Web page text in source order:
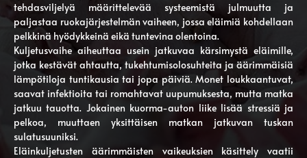
tehdasviljelyä määrittelevää systeemistä julmuutta ja
paljastaa ruokajärjestelmän vaiheen, jossa eläimiä kohdellaan
pelkkinä hyödykkeinä eikä tuntevina olentoina.
Kuljetusvaihe aiheuttaa usein jatkuvaa kärsimystä eläimille,
jotka kestävät ahtautta, tukehtumisolosuhteita ja äärimmäisiä
lämpötiloja tuntikausia tai jopa päiviä. Monet loukkaantuvat,
saavat infektioita tai romahtavat uupumuksesta, mutta matka
jatkuu tauotta. Jokainen kuorma-auton liike lisää stressiä ja
pelkoa, muuttaen yksittäisen matkan jatkuvan tuskan
sulatusuuniksi.
Eläinkuljetusten äärimmäisten vaikeuksien käsittely vaatii